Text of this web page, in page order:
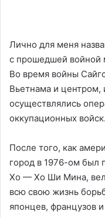
Лично для меня
с прошедшей
Во время войны
Вьетнама и центром,
осуществлялись
оккупационных войск.
После того, как
город в 1976-ом был
Хо — Хо Ши Мина,
всю свою жизнь
японцев, французов